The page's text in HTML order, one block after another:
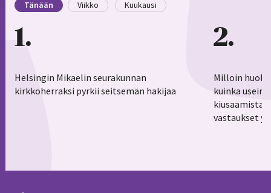
Tänään Viikko Kuukausi
1
Helsingin Mikaelin seurakunnan
kirkkoherraksi pyrkii seitsemän hakijaa
2
Milloin
kuinka usein
vastaukset